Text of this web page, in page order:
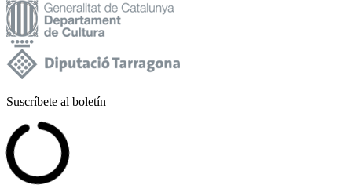
Suscríbete al boletín